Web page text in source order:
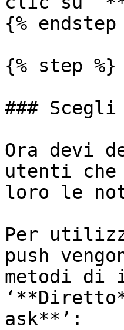
{% endstep
{% step %}
###
Ora devi
utenti
loro le
Per
push
metodi di
ask**’: